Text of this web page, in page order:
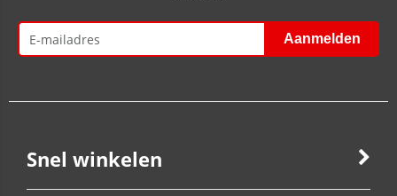
Snel winkelen